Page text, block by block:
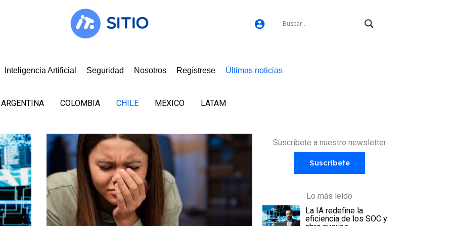
Inteligencia Artificial Seguridad Nosotros Regístrese Últimas noticias
ARGENTINA COLOMBIA CHILE MEXICO LATAM
Suscríbete a nuestro newsletter
Suscríbete
Lo más leído
La IA redefine la
eficiencia de los SOC y